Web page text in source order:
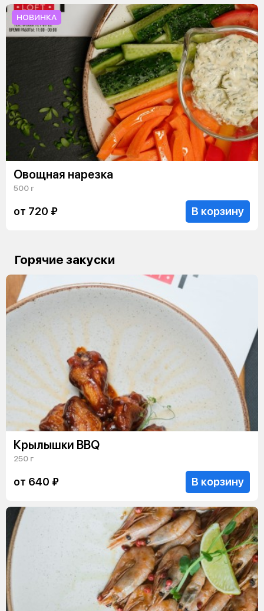
НОВИНКА
Овощная нарезка
500 г
от 720 ₽ В корзину
Горячие закуски
Крылышки BBQ
250 г
от 640 ₽ В корзину